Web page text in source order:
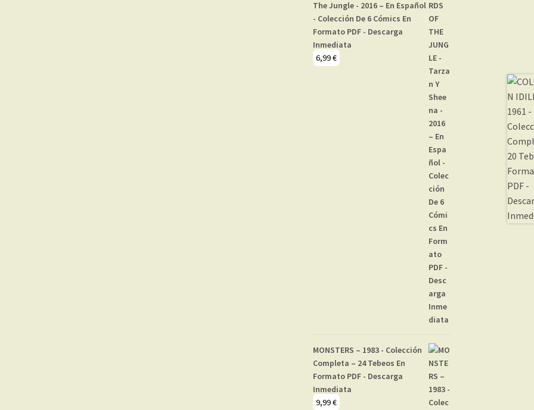
The Jungle - 2016 – En Español
- Colección De 6 Cómics En
Formato PDF - Descarga
Inmediata
6,99€
MONSTERS – 1983 - Colección
Completa – 24 Tebeos En
Formato PDF - Descarga
Inmediata
9,99€